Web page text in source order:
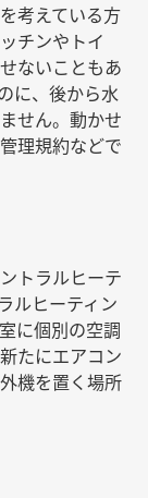
考えている方
チンやトイ
ないこともあ
に、後から水
せん。動かせ
理規約などで
トラルヒーテ
ルヒーティン
に個別の空調
たにエアコン
機を置く場所